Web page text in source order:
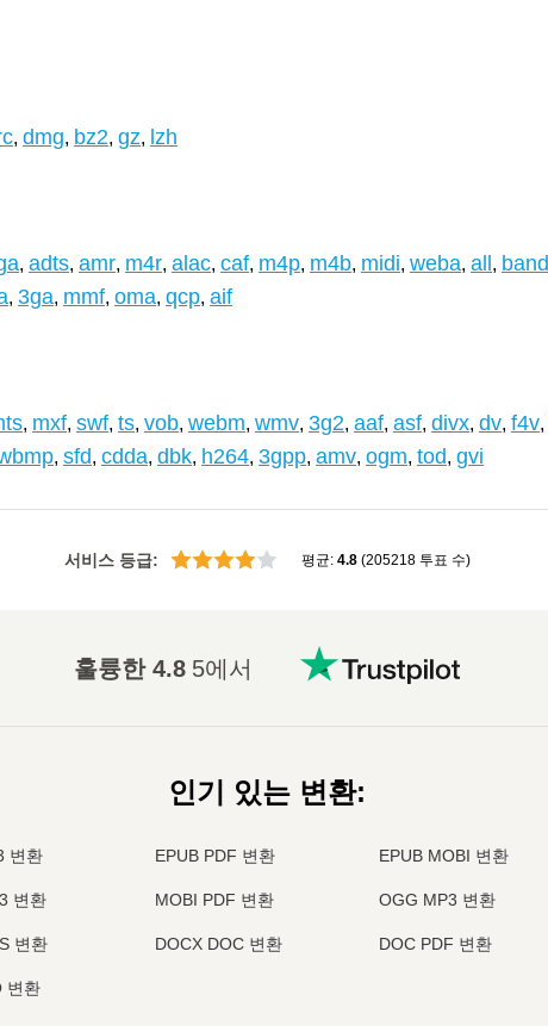
, dmg, bz2, gz, lzh
, adts, amr, m4r, alac, caf, m4p, m4b, midi, weba, all , band
, 3ga, mmf, oma, qcp, aif
, mxf, swf, ts, vob, webm, wmv, 3g2, aaf, asf, divx, dv, f4v,
, sfd, cdda, dbk, h264, 3gpp, amv, ogm, tod, gvi
서비스 등급: 평균: 4.8 (205218 투표 수)
훌륭한4.8 5에서
인기 있는 변환:
변환 EPUB PDF 변환 EPUB MOBI 변환
변환 MOBI PDF 변환 OGG MP3 변환
변환 DOCX DOC 변환 DOC PDF 변환
변환